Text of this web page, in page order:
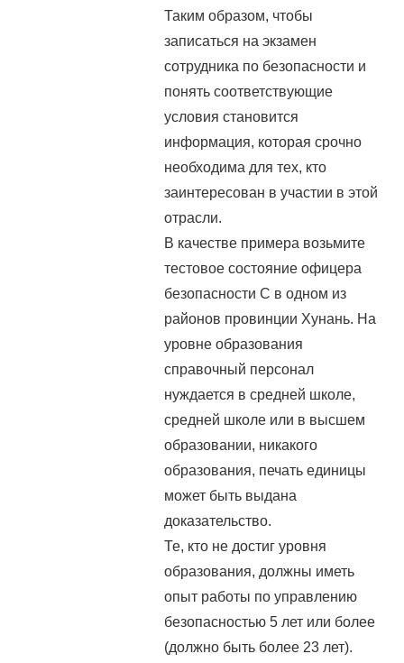
Таким образом, чтобы
записаться на экзамен
сотрудника по безопасности и
понять соответствующие
условия становится
информация, которая срочно
необходима для тех, кто
заинтересован в участии в этой
отрасли.
В качестве примера возьмите
тестовое состояние офицера
безопасности С в одном из
районов провинции Хунань. На
уровне образования
справочный персонал
нуждается в средней школе,
средней школе или в высшем
образовании, никакого
образования, печать единицы
может быть выдана
доказательство.
Те, кто не достиг уровня
образования, должны иметь
опыт работы по управлению
безопасностью 5 лет или более
(должно быть более 23 лет).